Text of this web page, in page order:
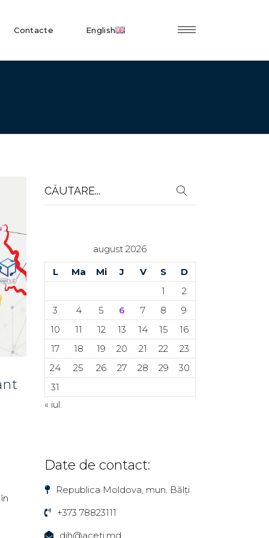
Contacte English
Search
for:
august 2026
L
Ma Mi J V S
D
1
2
3
4 5 6 7 8
9
10
11 12 13 14 15
16
17
18 19 20 21 22
23
24
25 26 27 28 29
30
31
« iul.
Date de contact:
Republica Moldova, mun. Bălți
+373 78823111
dih@aceti.md